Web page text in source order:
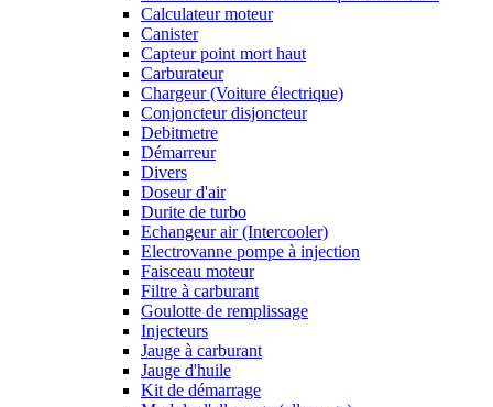
Calculateur moteur
Canister
Capteur point mort haut
Carburateur
Chargeur (Voiture électrique)
Conjoncteur disjoncteur
Debitmetre
Démarreur
Divers
Doseur d'air
Durite de turbo
Echangeur air (Intercooler)
Electrovanne pompe à injection
Faisceau moteur
Filtre à carburant
Goulotte de remplissage
Injecteurs
Jauge à carburant
Jauge d'huile
Kit de démarrage